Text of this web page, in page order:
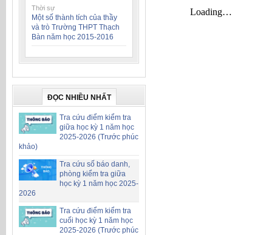
Thời sự
Một số thành tích của thầy
và trò Trường THPT Thạch
Bàn năm học 2015-2016
ĐỌC NHIỀU NHẤT
Tra cứu điểm kiểm tra
giữa học kỳ 1 năm học
2025-2026 (Trước phúc
khảo)
Tra cứu số báo danh,
phòng kiểm tra giữa
học kỳ 1 năm học 2025-
2026
Tra cứu điểm kiểm tra
cuối học kỳ 1 năm học
2025-2026 (Trước phúc